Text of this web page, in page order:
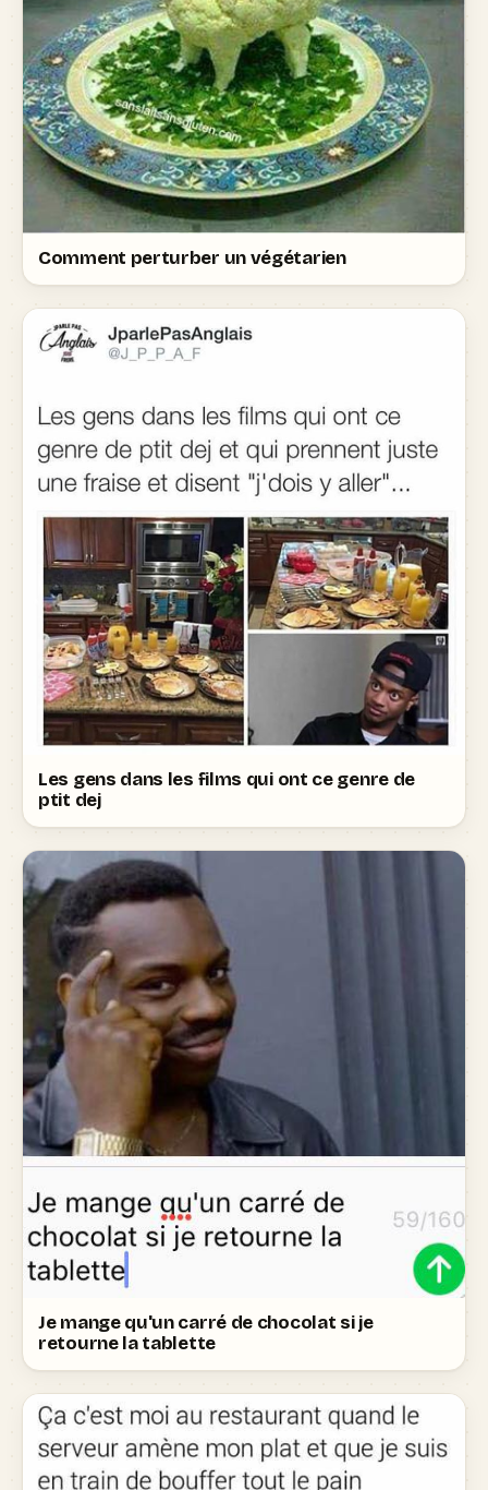
Comment perturber un végétarien
Les gens dans les films qui ont ce genre de
ptit dej
Je mange qu'un carré de chocolat si je
retourne la tablette